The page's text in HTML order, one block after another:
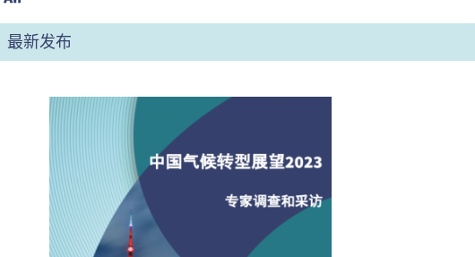
最新发布